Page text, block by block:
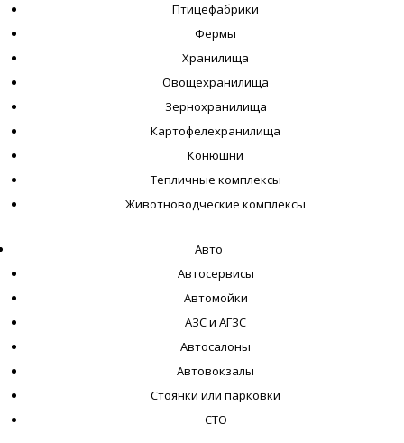
Птицефабрики
Фермы
Хранилища
Овощехранилища
Зернохранилища
Картофелехранилища
Конюшни
Тепличные комплексы
Животноводческие комплексы
Авто
Автосервисы
Автомойки
АЗС и АГЗС
Автосалоны
Автовокзалы
Стоянки или парковки
СТО